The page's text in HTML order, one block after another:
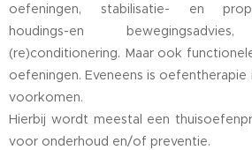
oefeningen, stabilisatie- en
houdings-en bewegingsadvies,
(re)conditionering. Maar ook
oefeningen. Eveneens is
voorkomen.
Hierbij wordt meestal een
voor onderhoud en/of preventie.